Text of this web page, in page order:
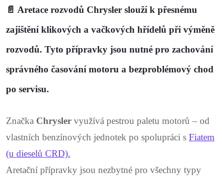
📄 Aretace rozvodů Chrysler slouží k přesnému
zajištění klikových a vačkových hřídelů při výměně
rozvodů. Tyto přípravky jsou nutné pro zachování
správného časování motoru a bezproblémový chod
po servisu.
Značka Chrysler využívá pestrou paletu motorů – od
vlastních benzínových jednotek po spolupráci s Fiatem
(u dieselů CRD).
Aretační přípravky jsou nezbytné pro všechny typy